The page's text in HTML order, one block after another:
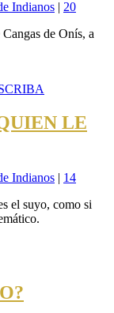
Indianos | 20
de Onís, a
LE
Indianos | 14
el suyo, como si